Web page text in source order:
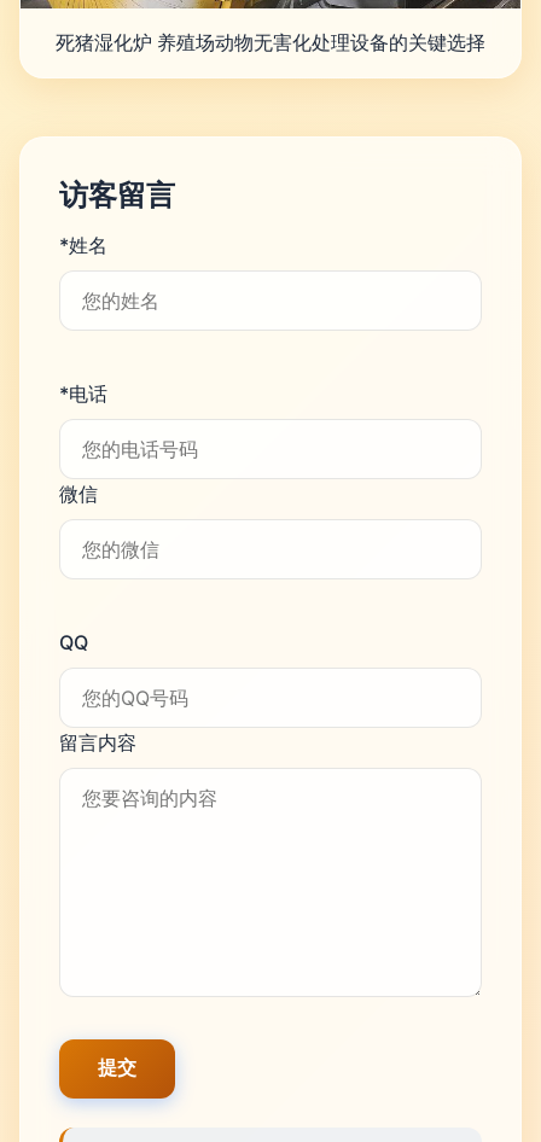
死猪湿化炉 养殖场动物无害化处理设备的关键选择
访客留言
*姓名
*电话
微信
QQ
留言内容